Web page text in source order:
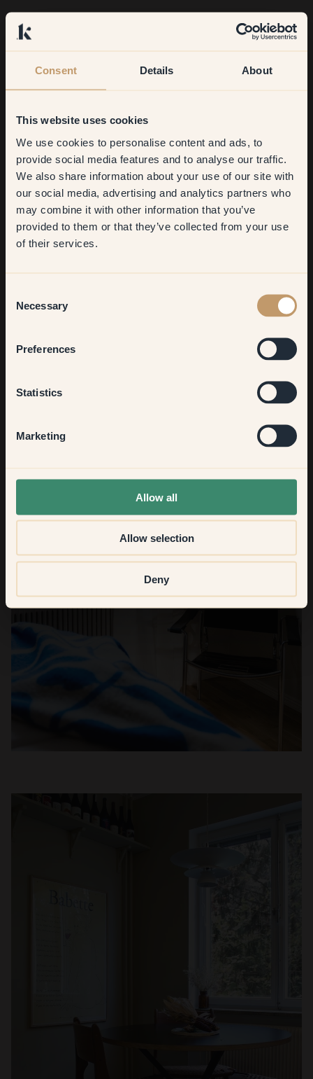
Consent Details About
This website uses cookies
We use cookies to personalise content and ads, to
provide social media features and to analyse our traffic.
We also share information about your use of our site with
our social media, advertising and analytics partners who
may combine it with other information that you’ve
provided to them or that they’ve collected from your use
of their services.
Selection
Necessary
Preferences
Statistics
Marketing
Allow all
Allow selection
Deny
De keuken is het meest veranderd, zowel qua ruimte als
gevoel. We hebben een plank opgehangen die we in dezelfde
mooi podium te geven. De ziel van een huis zit in de keuken!
Probeer een heleboel kleuren! We bestelden 20 verschillende
testbladen van Klint, en de keuze viel uiteindelijk op totaal
andere kleuren dan we aanvankelijk hadden gedacht. Het gaat
erom de ruimte te leren kennen en je blik met kleur te durven
verruimen.
Get10%off your
first order
​But first, which room do you
want to transform?
None of the above